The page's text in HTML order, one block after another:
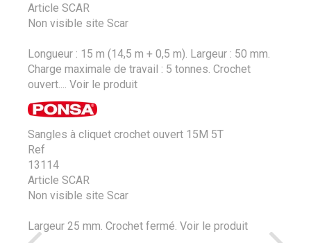
Article SCAR
Non visible site Scar
Longueur : 15 m (14,5 m + 0,5 m). Largeur : 50 mm.
Charge maximale de travail : 5 tonnes. Crochet
ouvert....
Voir le produit
Sangles à cliquet crochet ouvert 15M 5T
Ref
13114
Article SCAR
Non visible site Scar
Largeur 25 mm. Crochet fermé. Voir le produit